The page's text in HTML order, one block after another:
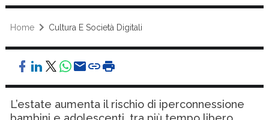
Home Cultura E Società Digitali
L’estate aumenta il rischio di iperconnessione